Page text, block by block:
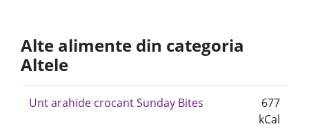
Alte alimente din categoria
Altele
Unt arahide crocant Sunday Bites
677
kCal